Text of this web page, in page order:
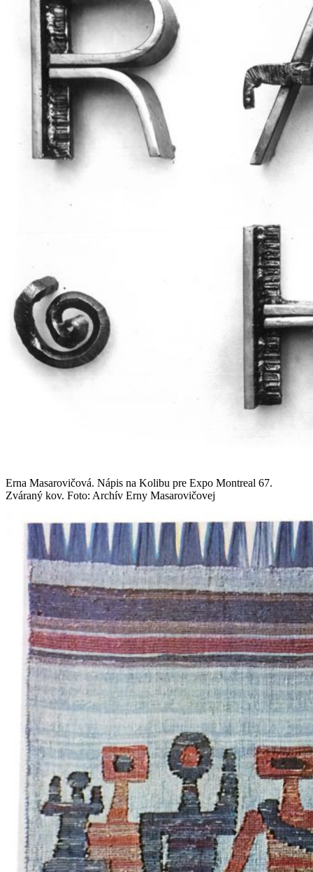
Erna Masarovičová. Nápis na Kolibu pre Expo Montreal 67.
Zváraný kov. Foto: Archív Erny Masarovičovej